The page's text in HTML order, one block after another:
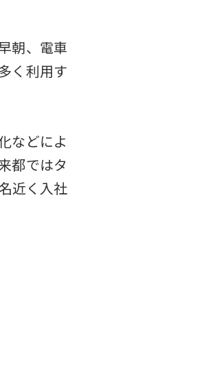
朝、電車
く利用す
などによ
都ではタ
近く入社